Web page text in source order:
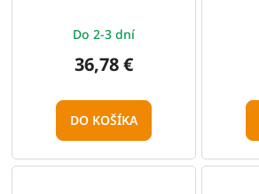
Do 2-3 dní
36,78 €
DO KOŠÍKA